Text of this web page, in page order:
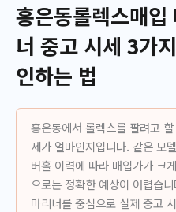
홍은동롤렉스매입
너 중고 시세 3가
인하는 법
홍은동에서 롤렉스를 팔려고
세가 얼마인지입니다. 같은 모
버홀 이력에 따라 매입가가 크
으로는 정확한 예상이 어렵습
마리너를 중심으로 실제 중고